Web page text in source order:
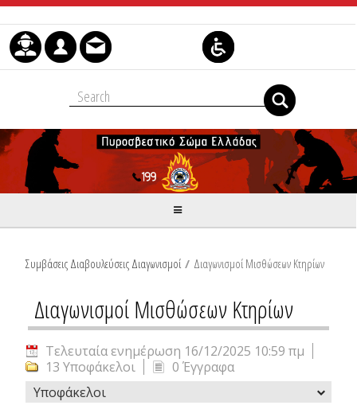
Μετάβαση στο περιεχόμενο
Συμβάσεις Διαβουλεύσεις Διαγωνισμοί / Διαγωνισμοί Μισθώσεων Κτηρίων
Διαγωνισμοί Μισθώσεων Κτηρίων
Τελευταία ενημέρωση 16/12/2025 10:59 πμ
13 Υποφάκελοι
0 Έγγραφα
Υποφάκελοι